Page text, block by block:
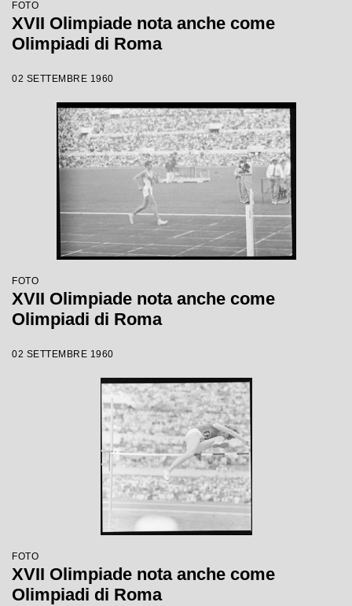
FOTO
XVII Olimpiade nota anche come
Olimpiadi di Roma
02 SETTEMBRE 1960
FOTO
XVII Olimpiade nota anche come
Olimpiadi di Roma
02 SETTEMBRE 1960
FOTO
XVII Olimpiade nota anche come
Olimpiadi di Roma